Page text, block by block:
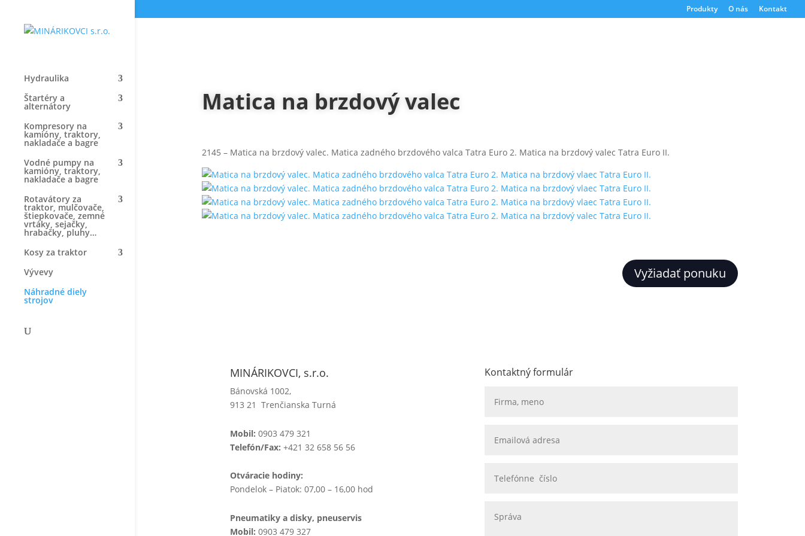
Produkty O nás Kontakt
Hydraulika
Štartéry a
alternátory
Kompresory na
kamióny, traktory,
nakladače a bagre
Vodné pumpy na
kamióny, traktory,
nakladače a bagre
Rotavátory za
traktor, mulčovače,
štiepkovače, zemné
vrtáky, sejačky,
hrabačky, pluhy…
Kosy za traktor
Vývevy
Náhradné diely
strojov
Matica na brzdový valec
2145 – Matica na brzdový valec. Matica zadného brzdového valca Tatra Euro 2. Matica na brzdový valec Tatra Euro II.
Vyžiadať ponuku
MINÁRIKOVCI, s.r.o.
Bánovská 1002,
913 21 Trenčianska Turná
Mobil: 0903 479 321
Telefón/Fax: +421 32 658 56 56
Otváracie hodiny:
Pondelok – Piatok: 07,00 – 16,00 hod
Pneumatiky a disky, pneuservis
Mobil: 0903 479 327
Kontaktný formulár